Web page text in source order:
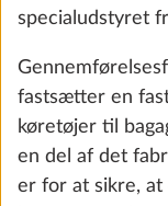
specialudstyret
fastsætter en
køretøjer til
en del af det
er for at sikre, at